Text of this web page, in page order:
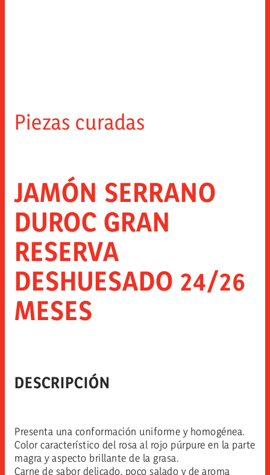
JAMÓN SERRANO
DUROC GRAN
RESERVA
DESHUESADO 24/26
MESES
Piezas curadas
DESCRIPCIÓN
Presenta una conformación uniforme y homogénea.
Color característico del rosa al rojo púrpure en la parte
magra y aspecto brillante de la grasa.
Carne de sabor delicado, poco salado y de aroma